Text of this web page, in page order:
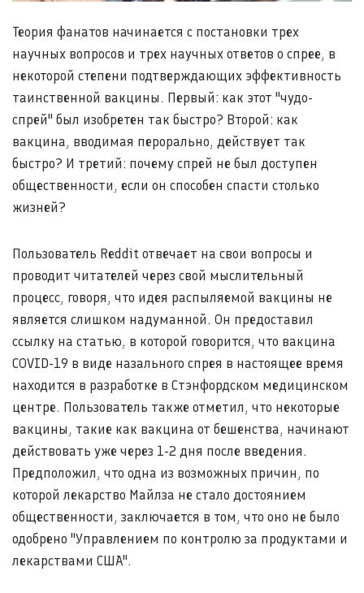
Теория фанатов начинается с постановки трех
научных вопросов и трех научных ответов о спрее, в
некоторой степени подтверждающих эффективность
таинственной вакцины. Первый: как этот "чудо-
спрей" был изобретен так быстро? Второй: как
вакцина, вводимая перорально, действует так
быстро? И третий: почему спрей не был доступен
общественности, если он способен спасти столько
жизней?
Пользователь Reddit отвечает на свои вопросы и
проводит читателей через свой мыслительный
процесс, говоря, что идея распыляемой вакцины не
является слишком надуманной. Он предоставил
ссылку на статью, в которой говорится, что вакцина
COVID-19 в виде назального спрея в настоящее время
находится в разработке в Стэнфордском медицинском
центре. Пользователь также отметил, что некоторые
вакцины, такие как вакцина от бешенства, начинают
действовать уже через 1-2 дня после введения.
Предположил, что одна из возможных причин, по
которой лекарство Майлза не стало достоянием
общественности, заключается в том, что оно не было
одобрено "Управлением по контролю за продуктами и
лекарствами США".